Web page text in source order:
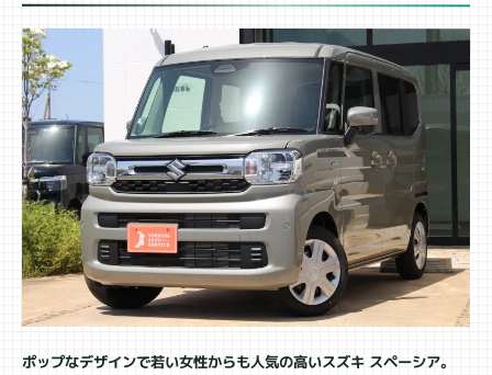
ポップなデザインで若い女性からも人気の高いスズキ スペーシア。